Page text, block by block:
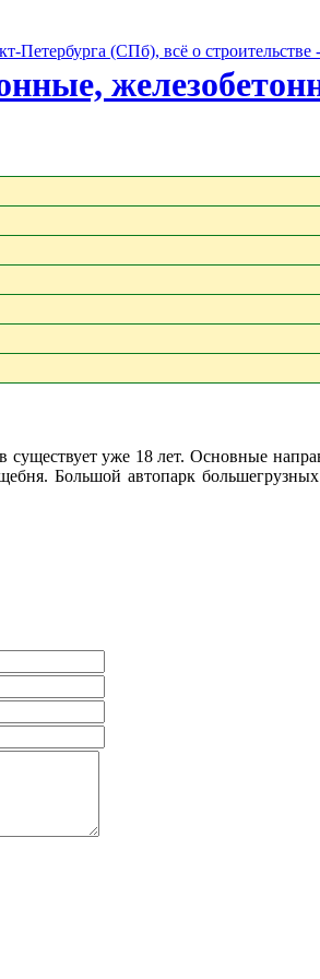
Петербурга (СПб), всё о строительстве
уже 18 лет. Основные
Большой автопарк